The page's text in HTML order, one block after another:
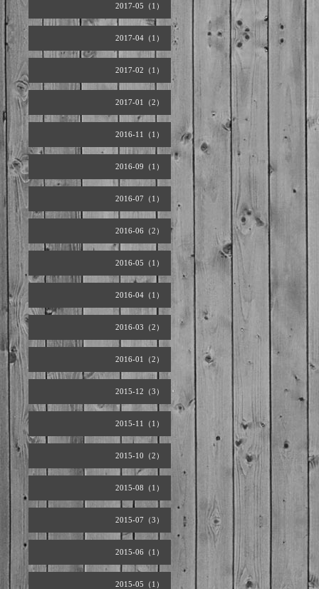
2017-05（1）
2017-04（1）
2017-02（1）
2017-01（2）
2016-11（1）
2016-09（1）
2016-07（1）
2016-06（2）
2016-05（1）
2016-04（1）
2016-03（2）
2016-01（2）
2015-12（3）
2015-11（1）
2015-10（2）
2015-08（1）
2015-07（3）
2015-06（1）
2015-05（1）